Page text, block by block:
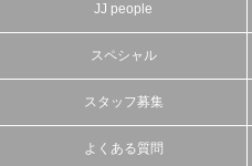
JJ people
スペシャル
スタッフ募集
よくある質問